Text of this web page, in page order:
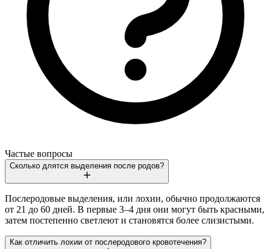
Частые вопросы
Сколько длятся выделения после родов?
Послеродовые выделения, или лохии, обычно продолжаются
от 21 до 60 дней. В первые 3–4 дня они могут быть красными,
затем постепенно светлеют и становятся более слизистыми.
Как отличить лохии от послеродового кровотечения?